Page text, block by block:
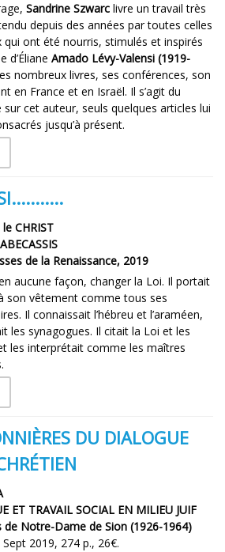
Sandrine Szwarc livre un travail très
depuis des années par toutes celles
qui ont été nourris, stimulés et inspirés
d’Éliane Amado Lévy-Valensi (1919-
nombreux livres, ses conférences, son
en France et en Israël. Il s’agit du
sur cet auteur, seuls quelques articles lui
jusqu’à présent.
le CHRIST
de la Renaissance, 2019
aucune façon, changer la Loi. Il portait
son vêtement comme tous ses
Il connaissait l’hébreu et l’araméen,
les synagogues. Il citait la Loi et les
les interprétait comme les maîtres
DU DIALOGUE
ET TRAVAIL SOCIAL EN MILIEU JUIF
de Notre-Dame de Sion (1926-1964)
2019, 274 p., 26€.